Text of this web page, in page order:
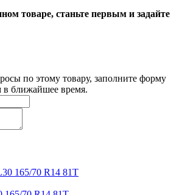
товаре, станьте первым и задайте
по этому товару, заполните форму
ближайшее время.